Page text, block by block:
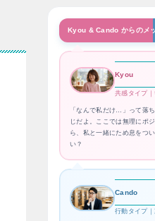
Kyou & Cando からのメ
Kyou
共感タイプ
「なんで私だけ…」って落
じだよ。ここでは無理にポ
ら、私と一緒にため息をつ
い？
Cando
行動タイプ